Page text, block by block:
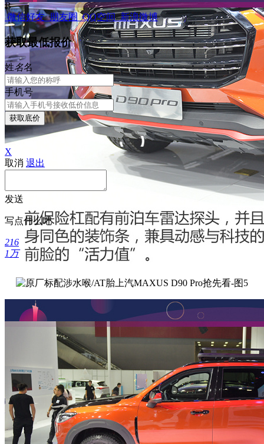
B
微信好友 朋友圈 QQ空间 新浪微博
获取最低报价
姓名名
手机号
获取底价
X
取消 退出
发送
写点什么吧
216
1万